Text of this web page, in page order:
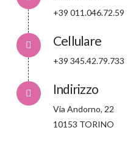
+39 011.046.72.59
Cellulare
+39 345.42.79.733
Indirizzo
Via Andorno, 22
10153 TORINO